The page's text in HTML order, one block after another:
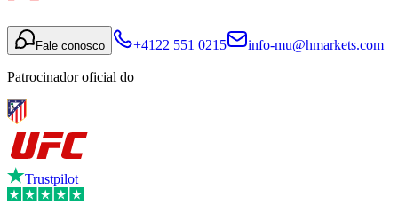
Fale conosco +4122 551 0215 info-mu@hmarkets.com
Patrocinador oficial do
Trustpilot